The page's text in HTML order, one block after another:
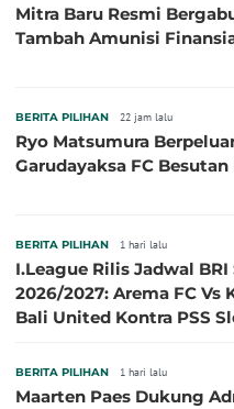
Mitra Baru Resmi
Tambah Amunisi
BERITA PILIHAN 22 jam lalu
Ryo Matsumura
Garudayaksa FC
BERITA PILIHAN 1 hari lalu
I.League Rilis Jadwal BRI
2026/2027: Arema FC Vs
Bali United Kontra PSS
BERITA PILIHAN 1 hari lalu
Maarten Paes Dukung